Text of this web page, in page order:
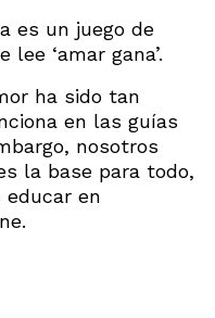
es un juego de
‘amar gana’.
ha sido tan
en las guías
nosotros
la base para todo,
educar en